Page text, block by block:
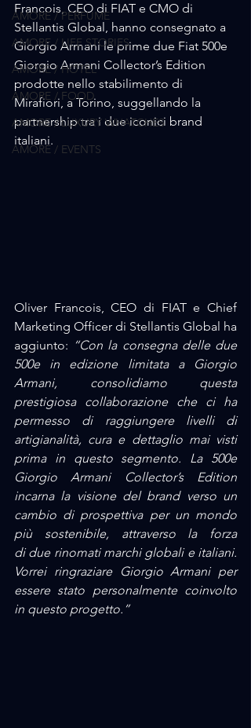
AMORE / PERFUME
AMORE / LIFE STORIES
AMORE / HOTEL
AMORE / FOOD
AMORE / LUXURY WHATCHES
AMORE / EVENTS
Francois, CEO di FIAT e CMO di
Stellantis Global, hanno consegnato a
Giorgio Armani le prime due Fiat 500e
Giorgio Armani Collector’s Edition
prodotte nello stabilimento di
Mirafiori, a Torino, suggellando la
partnership tra i due iconici brand
italiani.
Oliver Francois, CEO di FIAT e Chief
Marketing Officer di Stellantis Global ha
aggiunto: “Con la consegna delle due
500e in edizione limitata a Giorgio
Armani, consolidiamo questa
prestigiosa collaborazione che ci ha
permesso di raggiungere livelli di
artigianalità, cura e dettaglio mai visti
prima in questo segmento. La 500e
Giorgio Armani Collector’s Edition
incarna la visione del brand verso un
cambio di prospettiva per un mondo
più sostenibile, attraverso la forza
di due rinomati marchi globali e italiani.
Vorrei ringraziare Giorgio Armani per
essere stato personalmente coinvolto
in questo progetto.”